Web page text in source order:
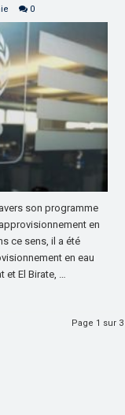
0
son programme
en
ce sens, il a été
en eau
et El Birate, …
Page 1 sur 3